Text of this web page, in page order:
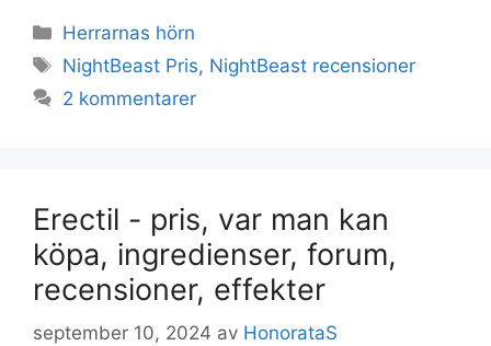
Kategorier
Herrarnas hörn
Taggar
NightBeast Pris, NightBeast recensioner
2 kommentarer
Erectil - pris, var man kan
köpa, ingredienser, forum,
recensioner, effekter
september 10, 2024 av HonorataS